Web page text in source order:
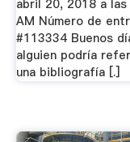
abril 20, 2018 a las
AM Número de
#113334 Buenos
alguien podría
una bibliografía [.]